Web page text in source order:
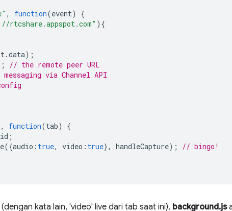
, function(event)
{
rtcshare.appspot.com" ){
.data);
;
// the remote peer URL
via Channel API
, function(tab)
{
id ;
({audio : true, video : true}, handleCapture);
// bingo!
kata lain, 'video' live dari tab saat ini), background.js